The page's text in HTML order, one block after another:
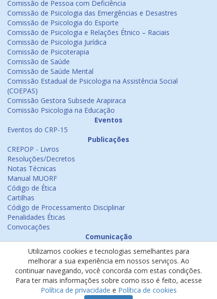
Comissão de Pessoa com Deficiência
Comissão de Psicologia das Emergências e Desastres
Comissão de Psicologia do Esporte
Comissão de Psicologia e Relações Étnico – Raciais
Comissão de Psicologia Jurídica
Comissão de Psicoterapia
Comissão de Saúde
Comissão de Saúde Mental
Comissão Estadual de Psicologia na Assistência Social
(COEPAS)
Comissão Gestora Subsede Arapiraca
Comissão Psicologia na Educação
Eventos
Eventos do CRP-15
Publicações
CREPOP - Livros
Resoluções/Decretos
Notas Técnicas
Manual MUORF
Código de Ética
Cartilhas
Código de Processamento Disciplinar
Penalidades Éticas
Convocações
Comunicação
Emissão de Certificados
Psicologia na Mídia
Ouvidoria
Política de cookies
Política de privacidade
Utilizamos cookies e tecnologias semelhantes para
melhorar a sua experiência em nossos serviços. Ao
continuar navegando, você concorda com estas condições.
Para ter mais informações sobre como isso é feito, acesse
Política de privacidade e Política de cookies